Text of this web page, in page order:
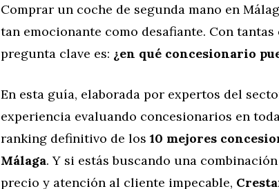
Comprar un coche de segunda mano en
tan emocionante como desafiante. Con
pregunta clave es: ¿en qué concesionario
En esta guía, elaborada por expertos del
experiencia evaluando concesionarios en
ranking definitivo de los 10 mejores
Málaga. Y si estás buscando una
precio y atención al cliente impecable,